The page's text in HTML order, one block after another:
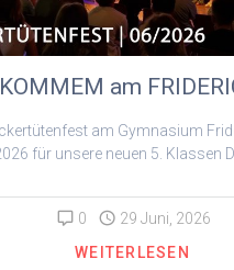
am
am Gymnasium
für unsere neuen 5. Klassen
0
29 Juni, 2026
WEITERLESEN